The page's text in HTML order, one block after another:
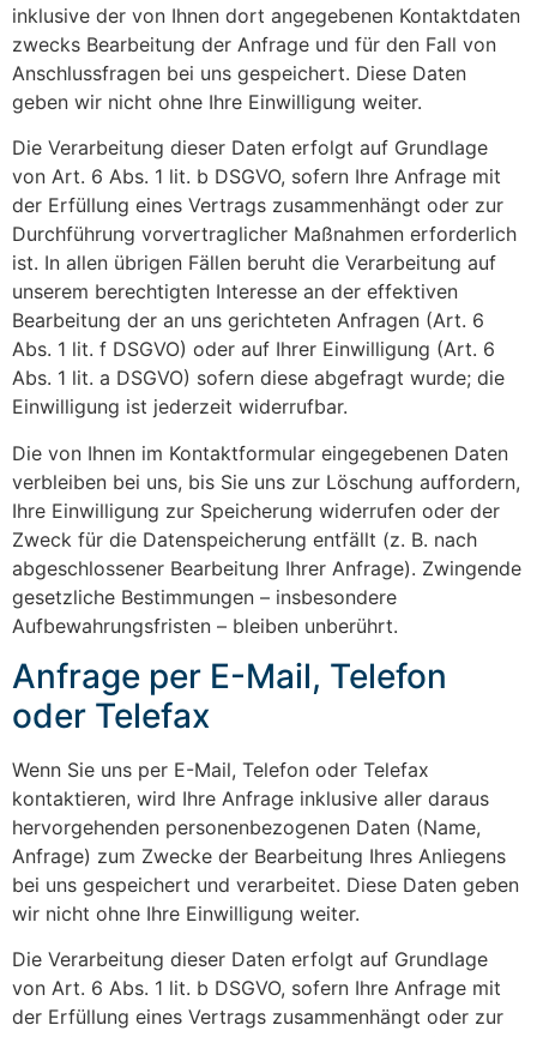
inklusive der von Ihnen dort angegebenen Kontaktdaten
zwecks Bearbeitung der Anfrage und für den Fall von
Anschlussfragen bei uns gespeichert. Diese Daten
geben wir nicht ohne Ihre Einwilligung weiter.
Die Verarbeitung dieser Daten erfolgt auf Grundlage
von Art. 6 Abs. 1 lit. b DSGVO, sofern Ihre Anfrage mit
der Erfüllung eines Vertrags zusammenhängt oder zur
Durchführung vorvertraglicher Maßnahmen erforderlich
ist. In allen übrigen Fällen beruht die Verarbeitung auf
unserem berechtigten Interesse an der effektiven
Bearbeitung der an uns gerichteten Anfragen (Art. 6
Abs. 1 lit. f DSGVO) oder auf Ihrer Einwilligung (Art. 6
Abs. 1 lit. a DSGVO) sofern diese abgefragt wurde; die
Einwilligung ist jederzeit widerrufbar.
Die von Ihnen im Kontaktformular eingegebenen Daten
verbleiben bei uns, bis Sie uns zur Löschung auffordern,
Ihre Einwilligung zur Speicherung widerrufen oder der
Zweck für die Datenspeicherung entfällt (z. B. nach
abgeschlossener Bearbeitung Ihrer Anfrage). Zwingende
gesetzliche Bestimmungen – insbesondere
Aufbewahrungsfristen – bleiben unberührt.
Anfrage per E-Mail, Telefon
oder Telefax
Wenn Sie uns per E-Mail, Telefon oder Telefax
kontaktieren, wird Ihre Anfrage inklusive aller daraus
hervorgehenden personenbezogenen Daten (Name,
Anfrage) zum Zwecke der Bearbeitung Ihres Anliegens
bei uns gespeichert und verarbeitet. Diese Daten geben
wir nicht ohne Ihre Einwilligung weiter.
Die Verarbeitung dieser Daten erfolgt auf Grundlage
von Art. 6 Abs. 1 lit. b DSGVO, sofern Ihre Anfrage mit
der Erfüllung eines Vertrags zusammenhängt oder zur